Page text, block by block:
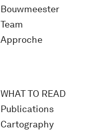
Bouwmeester
Team
Approche
WHAT TO READ
Publications
Cartography